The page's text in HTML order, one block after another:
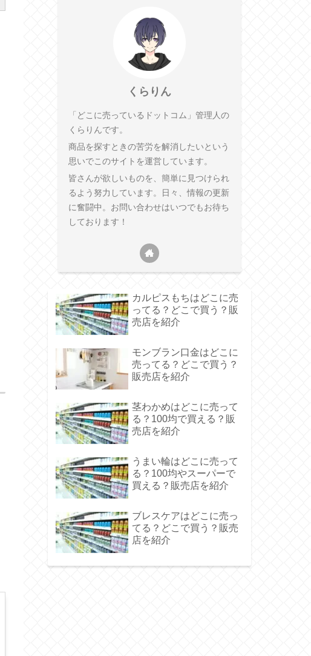
くらりん
「どこに売っているドットコム」管理人の
くらりんです。
商品を探すときの苦労を解消したいという
思いでこのサイトを運営しています。
皆さんが欲しいものを、簡単に見つけられ
るよう努力しています。日々、情報の更新
に奮闘中。お問い合わせはいつでもお待ち
しております！
カルピスもちはどこに売
ってる？どこで買う？販
売店を紹介
モンブラン口金はどこに
売ってる？どこで買う？
販売店を紹介
茎わかめはどこに売って
る？100均で買える？販
売店を紹介
うまい輪はどこに売って
る？100均やスーパーで
買える？販売店を紹介
ブレスケアはどこに売っ
てる？どこで買う？販売
店を紹介